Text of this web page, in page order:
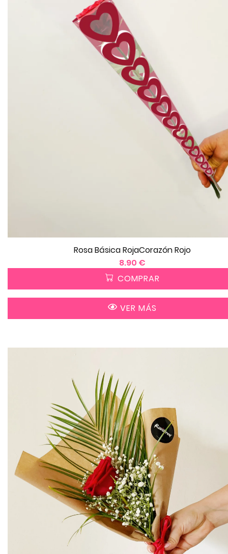
Rosa Básica RojaCorazón Rojo
8.90 €
COMPRAR
VER MÁS